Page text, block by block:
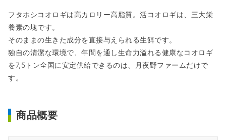
フタホシコオロギは高カロリー高脂質。活コオロギは、三大栄
養素の塊です。
そのままの生きた成分を直接与えられる生餌です。
独自の清潔な環境で、年間を通し生命力溢れる健康なコオロギ
を7,5トン全国に安定供給できるのは、月夜野ファームだけで
す。
商品概要